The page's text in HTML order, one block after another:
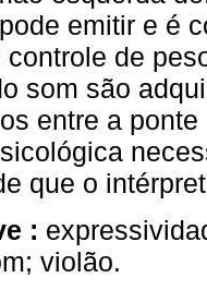
emitir e é
de
som são
entre a
que o
:
violão.